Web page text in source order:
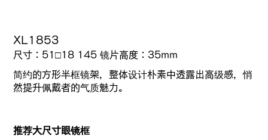
XL1853
尺寸：51□18 145 镜片高度：35mm
简约的方形半框镜架，整体设计朴素中透露出高级感，悄
然提升佩戴者的气质魅力。
推荐大尺寸眼镜框